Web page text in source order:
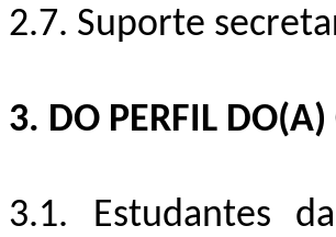
2.7. Suporte
3. DO PERFIL
3.1. Estudantes